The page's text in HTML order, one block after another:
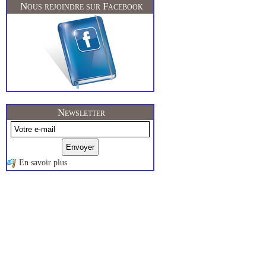
Nous rejoindre sur Facebook
Newsletter
En savoir plus